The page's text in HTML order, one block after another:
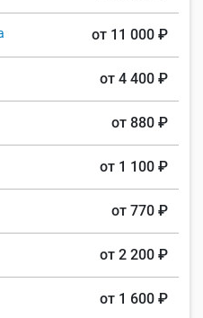
от 11 000 ₽
от 4 400 ₽
от 880 ₽
от 1 100 ₽
от 770 ₽
от 2 200 ₽
от 1 600 ₽